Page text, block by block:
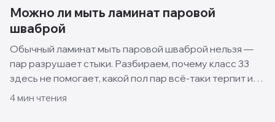
Можно ли мыть ламинат паровой
шваброй
Обычный ламинат мыть паровой шваброй нельзя —
пар разрушает стыки. Разбираем, почему класс 33
здесь не помогает, какой пол пар всё-таки терпит и
как правильно ухаживать за ламинатом.
4мин чтения